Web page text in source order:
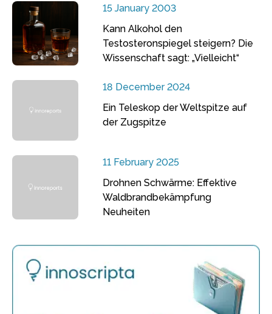
15 January 2003
Kann Alkohol den
Testosteronspiegel steigern? Die
Wissenschaft sagt: „Vielleicht“
18 December 2024
Ein Teleskop der Weltspitze auf
der Zugspitze
11 February 2025
Drohnen Schwärme: Effektive
Waldbrandbekämpfung
Neuheiten